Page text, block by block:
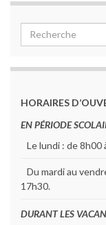
HORAIRES
EN PÉRIODE
Le lundi : de 8h00
Du mardi au
17h30.
DURANT LES